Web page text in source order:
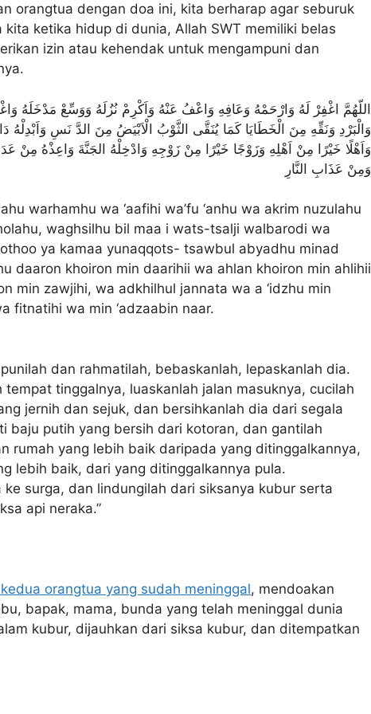
orangtua dengan doa ini, kita berharap agar seburuk
kita ketika hidup di dunia, Allah SWT memiliki belas
izin atau kehendak untuk mengampuni dan
اللّهُمَّ اغْفِرْ لَهُ وَارْحَمْهُ وَعَافِهِ وَاعْفُ عَنْهُ وَاَكْرِمْ نُزُلَهُ وَوَسِّعْ مَدْخَلَهُ
وَالْبَرْدِ وَنَقِّهِ مِنَ الْخَطَايَا كَمَا يُنَقَّى الثَّوْبُ الْاَبْيَضُ مِنَ الدَّ نَسِ وَاَبْدِلْهُ
وَاَهْلًا خَيْرًا مِنْ اَهْلِهِ وَزَوْجًا خَيْرًا مِنْ زَوْجِهِ وَادْخِلْهُ الجَنَّةَ وَاعِذْهُ مِنْ
وَمِنْ عَذَابِ النَّارِ
warhamhu wa ‘aafihi wa’fu ‘anhu wa akrim nuzulahu
waghsilhu bil maa i wats-tsalji walbarodi wa
ya kamaa yunaqqots- tsawbul abyadhu minad
daaron khoiron min daarihii wa ahlan khoiron min ahlihii
min zawjihi, wa adkhilhul jannata wa a ‘idzhu min
fitnatihi wa min ‘adzaabin naar.
dan rahmatilah, bebaskanlah, lepaskanlah dia.
tempat tinggalnya, luaskanlah jalan masuknya, cucilah
jernih dan sejuk, dan bersihkanlah dia dari segala
baju putih yang bersih dari kotoran, dan gantilah
rumah yang lebih baik daripada yang ditinggalkannya,
lebih baik, dari yang ditinggalkannya pula.
ke surga, dan lindungilah dari siksanya kubur serta
api neraka.”
orangtua yang sudah meninggal, mendoakan
bapak, mama, bunda yang telah meninggal dunia
kubur, dijauhkan dari siksa kubur, dan ditempatkan